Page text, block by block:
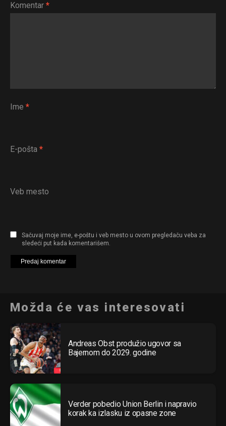
Komentar *
Ime *
E-pošta *
Veb mesto
Sačuvaj moje ime, e-poštu i veb mesto u ovom pregledaču veba za
sledeći put kada komentarišem.
Možda će vas interesovati
Andreas Obst produžio ugovor sa
Bajernom do 2029. godine
Verder pobedio Union Berlin i napravio
korak ka izlasku iz opasne zone